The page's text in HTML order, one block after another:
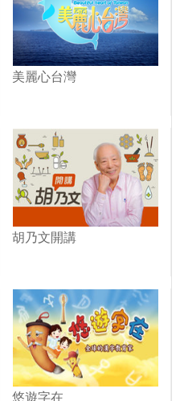
美麗心台灣
胡乃文開講
悠遊字在